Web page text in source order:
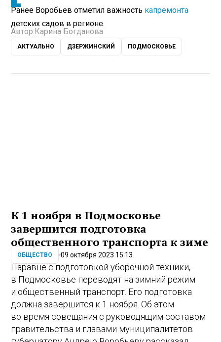
Ранее Воробьев отметил важность капремонта
детских садов в регионе.
Автор: Карина Богданова
АКТУАЛЬНО ДЗЕРЖИНСКИЙ ПОДМОСКОВЬЕ
К 1 ноября в Подмосковье
завершится подготовка
общественного транспорта к зиме
ОБЩЕСТВО 09 октября 2023 15:13
Наравне с подготовкой уборочной техники,
в Подмосковье переводят на зимний режим
и общественный транспорт. Его подготовка
должна завершится к 1 ноября. Об этом
во время совещания с руководящим составом
правительства и главами муниципалитетов